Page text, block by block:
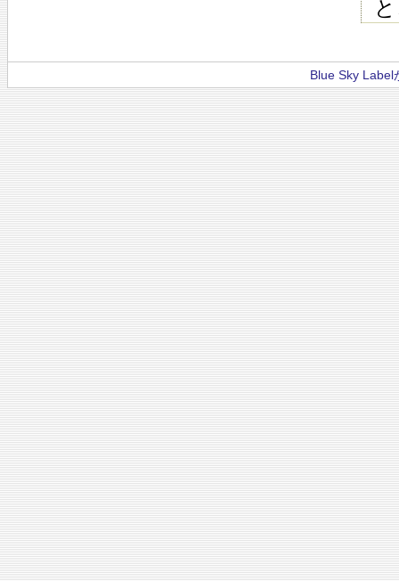
Blue Sky Label